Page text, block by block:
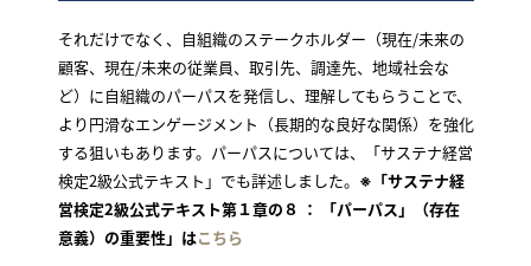
それだけでなく、自組織のステークホルダー（現在/未来の
顧客、現在/未来の従業員、取引先、調達先、地域社会な
ど）に自組織のパーパスを発信し、理解してもらうことで、
より円滑なエンゲージメント（長期的な良好な関係）を強化
する狙いもあります。パーパスについては、「サステナ経営
検定2級公式テキスト」でも詳述しました。 ※「サステナ経
営検定2級公式テキスト第１章の８ ： 「パーパス」（存在
意義）の重要性」はこちら